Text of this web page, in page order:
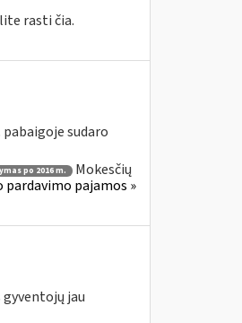
rasti čia.
sudaro
po 2016 m.
Mokesčių
pajamos »
jau